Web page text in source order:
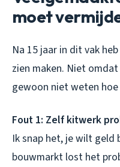
moet
Na 15 jaar in dit vak
zien maken. Niet
gewoon niet weten
Fout 1: Zelf kitwerk
Ik snap het, je wilt geld
bouwmarkt lost het